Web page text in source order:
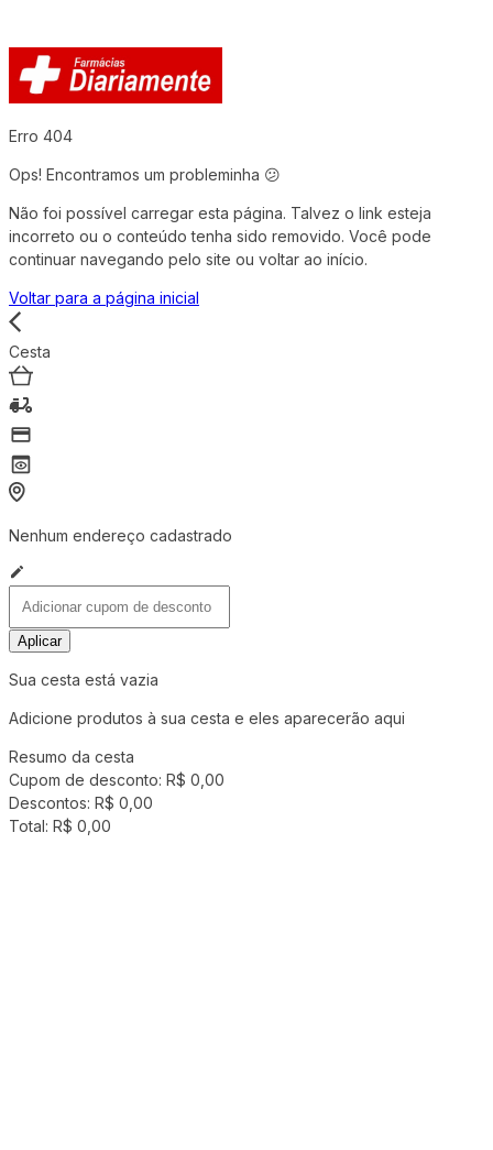
Erro 404
Ops! Encontramos um probleminha 😕
Não foi possível carregar esta página. Talvez o link esteja
incorreto ou o conteúdo tenha sido removido. Você pode
continuar navegando pelo site ou voltar ao início.
Voltar para a página inicial
Cesta
Nenhum endereço cadastrado
Aplicar
Sua cesta está vazia
Adicione produtos à sua cesta e eles aparecerão aqui
Resumo da cesta
Cupom de desconto: R$ 0,00
Descontos: R$ 0,00
Total: R$ 0,00